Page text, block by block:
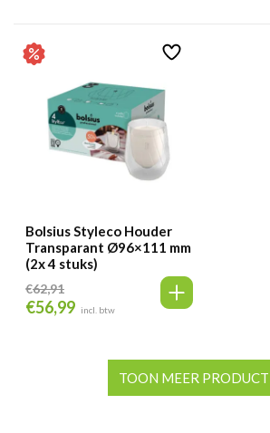
Bolsius Styleco Houder
Transparant Ø96×111 mm
(2x 4 stuks)
€62,91
Oorspronkelijke
€56,99 Huidige
€56,99.
incl. btw
TOON MEER